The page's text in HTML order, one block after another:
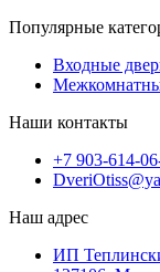
Популярные
Входные
Наши контакты
+7 903-614-
Наш адрес
ИП